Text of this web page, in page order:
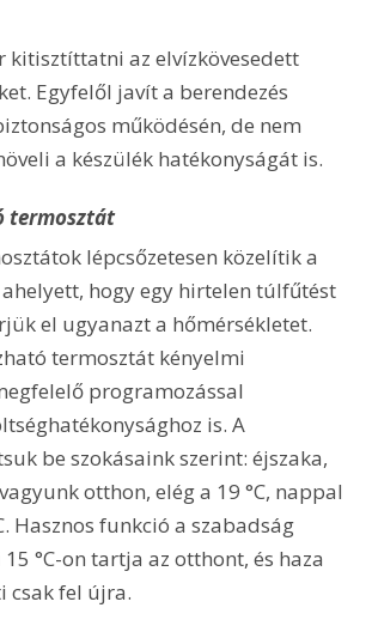
kitisztíttatni az elvízkövesedett
Egyfelől javít a berendezés
működésén, de nem
a készülék hatékonyságát is.
termosztát
lépcsőzetesen közelítik a
hogy egy hirtelen túlfűtést
el ugyanazt a hőmérsékletet.
termosztát kényelmi
programozással
is. A
be szokásaink szerint: éjszaka,
otthon, elég a 19 °C, nappal
Hasznos funkció a szabadság
°C-on tartja az otthont, és haza
csak fel újra.